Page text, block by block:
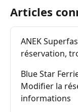
Articles
ANEK
réservation,
Blue Star
Modifier la
informations